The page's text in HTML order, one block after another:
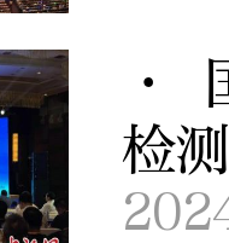
·
检